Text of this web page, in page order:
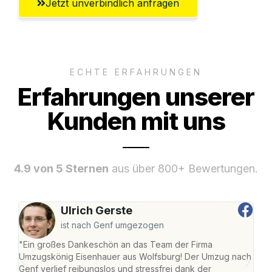
Jetzt unverbindlich anfragen
ECHTE ERFAHRUNGEN
Erfahrungen unserer
Kunden mit uns
4.9 von 5 Sternen aus über 800+ Bewertungen.
Ulrich Gerste
ist nach Genf umgezogen
"Ein großes Dankeschön an das Team der Firma
Umzugskönig Eisenhauer aus Wolfsburg! Der Umzug nach
Genf verlief reibungslos und stressfrei dank der